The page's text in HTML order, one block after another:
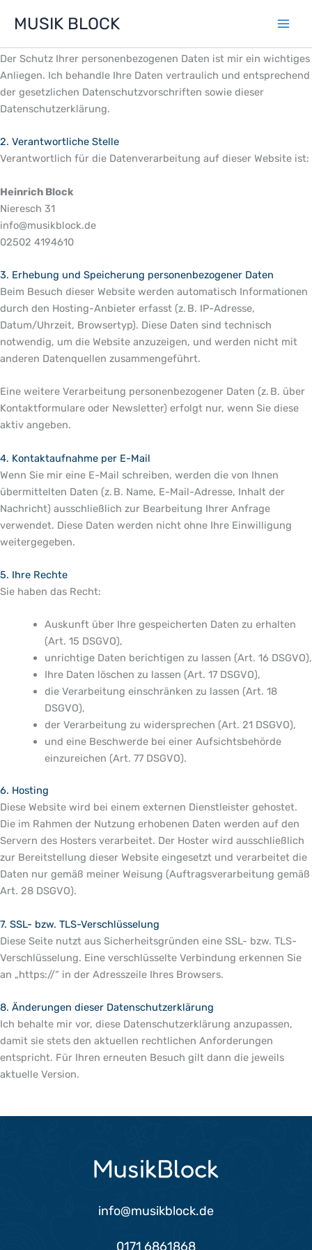
InhaltMUSIK BLOCK
Datenschutzerklärung
Der Schutz Ihrer personenbezogenen Daten ist mir ein wichtiges
Anliegen. Ich behandle Ihre Daten vertraulich und entsprechend
der gesetzlichen Datenschutzvorschriften sowie dieser
Datenschutzerklärung.
2. Verantwortliche Stelle
Verantwortlich für die Datenverarbeitung auf dieser Website ist:
Heinrich Block
Nieresch 31
info@musikblock.de
02502 4194610
3. Erhebung und Speicherung personenbezogener Daten
Beim Besuch dieser Website werden automatisch Informationen
durch den Hosting-Anbieter erfasst (z. B. IP-Adresse,
Datum/Uhrzeit, Browsertyp). Diese Daten sind technisch
notwendig, um die Website anzuzeigen, und werden nicht mit
anderen Datenquellen zusammengeführt.
Eine weitere Verarbeitung personenbezogener Daten (z. B. über
Kontaktformulare oder Newsletter) erfolgt nur, wenn Sie diese
aktiv angeben.
4. Kontaktaufnahme per E-Mail
Wenn Sie mir eine E-Mail schreiben, werden die von Ihnen
übermittelten Daten (z. B. Name, E-Mail-Adresse, Inhalt der
Nachricht) ausschließlich zur Bearbeitung Ihrer Anfrage
verwendet. Diese Daten werden nicht ohne Ihre Einwilligung
weitergegeben.
5. Ihre Rechte
Sie haben das Recht:
Auskunft über Ihre gespeicherten Daten zu erhalten
(Art. 15 DSGVO),
unrichtige Daten berichtigen zu lassen (Art. 16 DSGVO),
Ihre Daten löschen zu lassen (Art. 17 DSGVO),
die Verarbeitung einschränken zu lassen (Art. 18
DSGVO),
der Verarbeitung zu widersprechen (Art. 21 DSGVO),
und eine Beschwerde bei einer Aufsichtsbehörde
einzureichen (Art. 77 DSGVO).
6. Hosting
Diese Website wird bei einem externen Dienstleister gehostet.
Die im Rahmen der Nutzung erhobenen Daten werden auf den
Servern des Hosters verarbeitet. Der Hoster wird ausschließlich
zur Bereitstellung dieser Website eingesetzt und verarbeitet die
Daten nur gemäß meiner Weisung (Auftragsverarbeitung gemäß
Art. 28 DSGVO).
7. SSL- bzw. TLS-Verschlüsselung
Diese Seite nutzt aus Sicherheitsgründen eine SSL- bzw. TLS-
Verschlüsselung. Eine verschlüsselte Verbindung erkennen Sie
an „https://“ in der Adresszeile Ihres Browsers.
8. Änderungen dieser Datenschutzerklärung
Ich behalte mir vor, diese Datenschutzerklärung anzupassen,
damit sie stets den aktuellen rechtlichen Anforderungen
entspricht. Für Ihren erneuten Besuch gilt dann die jeweils
aktuelle Version.
MusikBlock
info@musikblock.de
0171 6861868